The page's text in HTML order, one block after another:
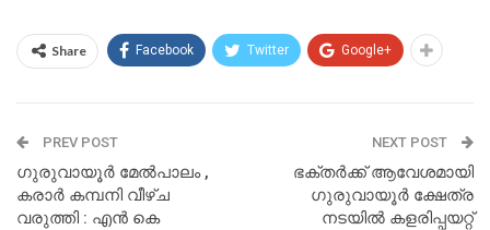
Share Facebook Twitter Google+
PREV POST
ഗുരുവായൂർ മേൽപാലം ,
കരാർ കമ്പനി വീഴ്ച
വരുത്തി : എൻ കെ
NEXT POST
ഭക്തർക്ക് ആവേശമായി
ഗുരുവായൂർ ക്ഷേത്ര
നടയിൽ കളരിപ്പയറ്റ്